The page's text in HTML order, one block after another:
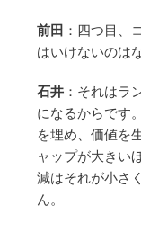
前田 ：四つ目、
はいけないのは
石井 ：それはラ
になるからです
を埋め、価値を
ャップが大きい
減はそれが小さ
ん。